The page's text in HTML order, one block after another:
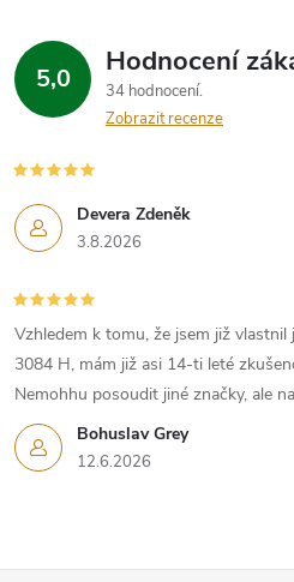
5,0 Hodnocení
34 hodnocení
Zobrazit recenze
Devera Zdeněk
3.8.2026
Bohuslav Grey
12.6.2026
Vzhledem k tomu, že jsem již
3084 H, mám již asi 14-ti leté
Nemohhu posoudit jiné značky, ale